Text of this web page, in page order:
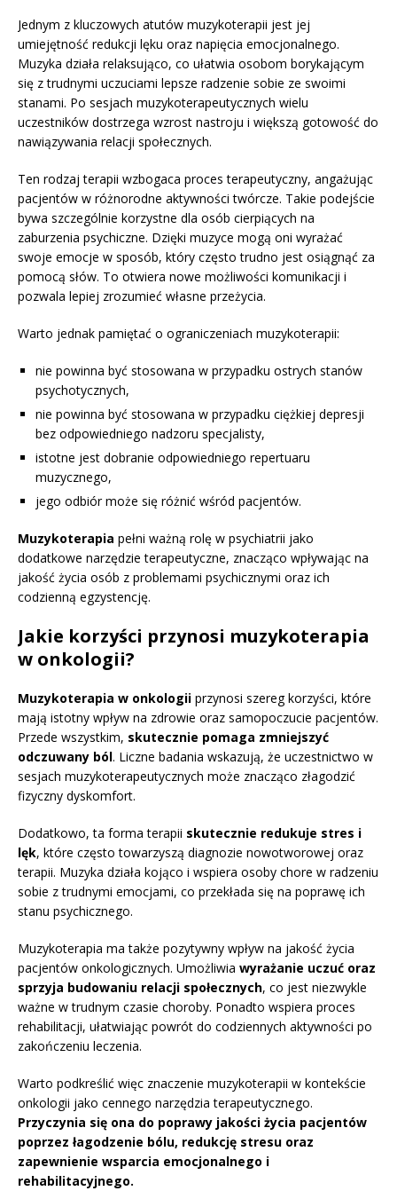
Jednym z kluczowych atutów muzykoterapii jest jej
umiejętność redukcji lęku oraz napięcia emocjonalnego.
Muzyka działa relaksująco, co ułatwia osobom borykającym
się z trudnymi uczuciami lepsze radzenie sobie ze swoimi
stanami. Po sesjach muzykoterapeutycznych wielu
uczestników dostrzega wzrost nastroju i większą gotowość do
nawiązywania relacji społecznych.
Ten rodzaj terapii wzbogaca proces terapeutyczny, angażując
pacjentów w różnorodne aktywności twórcze. Takie podejście
bywa szczególnie korzystne dla osób cierpiących na
zaburzenia psychiczne. Dzięki muzyce mogą oni wyrażać
swoje emocje w sposób, który często trudno jest osiągnąć za
pomocą słów. To otwiera nowe możliwości komunikacji i
pozwala lepiej zrozumieć własne przeżycia.
Warto jednak pamiętać o ograniczeniach muzykoterapii:
nie powinna być stosowana w przypadku ostrych stanów
psychotycznych,
nie powinna być stosowana w przypadku ciężkiej depresji
bez odpowiedniego nadzoru specjalisty,
istotne jest dobranie odpowiedniego repertuaru
muzycznego,
jego odbiór może się różnić wśród pacjentów.
Muzykoterapia pełni ważną rolę w psychiatrii jako
dodatkowe narzędzie terapeutyczne, znacząco wpływając na
jakość życia osób z problemami psychicznymi oraz ich
codzienną egzystencję.
Jakie korzyści przynosi muzykoterapia
w onkologii?
Muzykoterapia w onkologii przynosi szereg korzyści, które
mają istotny wpływ na zdrowie oraz samopoczucie pacjentów.
Przede wszystkim, skutecznie pomaga zmniejszyć
odczuwany ból. Liczne badania wskazują, że uczestnictwo w
sesjach muzykoterapeutycznych może znacząco złagodzić
fizyczny dyskomfort.
Dodatkowo, ta forma terapii skutecznie redukuje stres i
lęk, które często towarzyszą diagnozie nowotworowej oraz
terapii. Muzyka działa kojąco i wspiera osoby chore w radzeniu
sobie z trudnymi emocjami, co przekłada się na poprawę ich
stanu psychicznego.
Muzykoterapia ma także pozytywny wpływ na jakość życia
pacjentów onkologicznych. Umożliwia wyrażanie uczuć oraz
sprzyja budowaniu relacji społecznych, co jest niezwykle
ważne w trudnym czasie choroby. Ponadto wspiera proces
rehabilitacji, ułatwiając powrót do codziennych aktywności po
zakończeniu leczenia.
Warto podkreślić więc znaczenie muzykoterapii w kontekście
onkologii jako cennego narzędzia terapeutycznego.
Przyczynia się ona do poprawy jakości życia pacjentów
poprzez łagodzenie bólu, redukcję stresu oraz
zapewnienie wsparcia emocjonalnego i
rehabilitacyjnego.